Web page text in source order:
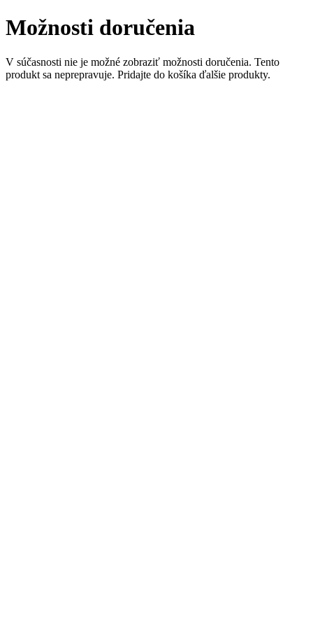
Možnosti doručenia
V súčasnosti nie je možné zobraziť možnosti doručenia. Tento
produkt sa neprepravuje. Pridajte do košíka ďalšie produkty.